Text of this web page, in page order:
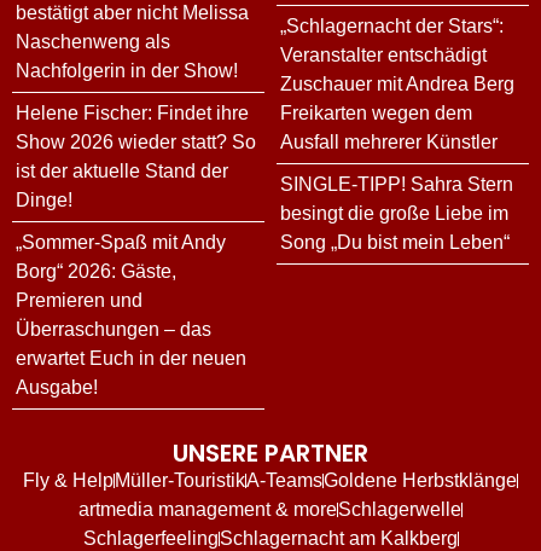
bestätigt aber nicht Melissa
Naschenweng als
Nachfolgerin in der Show!
Helene Fischer: Findet ihre
Show 2026 wieder statt? So
ist der aktuelle Stand der
Dinge!
„Sommer-Spaß mit Andy
Borg“ 2026: Gäste,
Premieren und
Überraschungen – das
erwartet Euch in der neuen
Ausgabe!
„Schlagernacht der Stars“:
Veranstalter entschädigt
Zuschauer mit Andrea Berg
Freikarten wegen dem
Ausfall mehrerer Künstler
SINGLE-TIPP! Sahra Stern
besingt die große Liebe im
Song „Du bist mein Leben“
UNSERE PARTNER
Fly & HelpMüller-TouristikA-TeamsGoldene Herbstklänge
artmedia management & moreSchlagerwelle
SchlagerfeelingSchlagernacht am Kalkberg